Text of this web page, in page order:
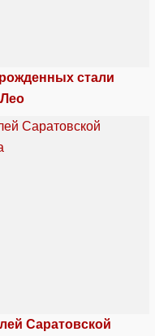
стали
Саратовской